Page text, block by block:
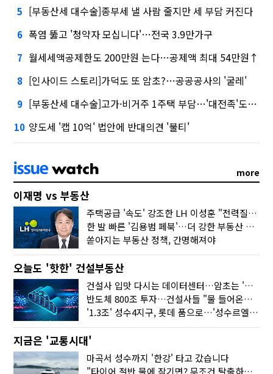
5 [부동산세 대수술]종부세 낼 사람 줄지만 세 부담 커진다
6 폭염 뚫고 '청약자 모십니다'…전국 3.9만가구
7 월세세액공제한도 200만원 는다…공제액 최대 54만원↑
8 [인사이드 스토리]가덕도 또 암초?…공공공사의 '굴레'
9 [부동산세 대수술]고가·비거주 1주택 부담…'대전족'도 불똥
10 양도세 '캡 10억' 법안에 반대의견 '불티'
more
이재명 vs 부동산
주택공급 '속도' 강조한 LH 이성훈 "전력질주해야"
한 발 빠른 '김용범 페북'…더 강한 부동산 규제 나오나
쏟아지는 부동산 정책, 간명해져야
오늘도 '핫한' 건설부동산
건설사 입맛 다시는 데이터센터…암초는 '주민 반대'
반도체 800조 투자…건설사들 "물 들어온다!"
'1.3조' 성수4지구, 롯데 품으로…'성수르엘 S70' 거듭
지금은 '교통시대'
마곡서 성수까지 '한강' 타고 갔습니다
"타이어 절반 물에 잠기면? 무조건 탈출하세요"